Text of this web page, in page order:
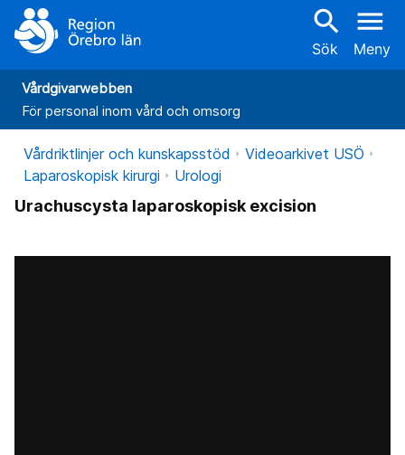
search
Sök
menu
Meny
Vårdgivarwebben
För personal inom vård och omsorg
Vårdriktlinjer och kunskapsstöd
Videoarkivet USÖ
Laparoskopisk kirurgi
Urologi
Urachuscysta laparoskopisk excision